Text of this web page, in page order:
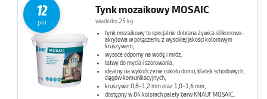
12
pkt
Tynk mozaikowy MOSAIC
wiaderko 25 kg
tynk mozaikowy to specjalnie dobrana żywica silikonowo-
akrylowa w połączeniu z wysokiej jakości kolorowym
kruszywem,
wysoce odporny na wodę i mróz,
łatwy do mycia i szorowania,
idealny na wykończenie cokołu domu, klatek schodowych,
ciągów komunikacyjnych,
kruszywo: 0,8–1,2 mm oraz 1,0–1,6 mm,
dostępny w 84 kolorach palety barw KNAUF MOSAIC.